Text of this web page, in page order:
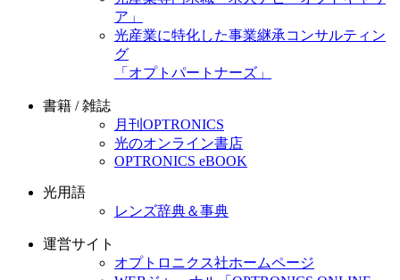
ア」
光産業に特化した事業継承コンサルティン
グ
「オプトパートナーズ」
書籍 / 雑誌
月刊OPTRONICS
光のオンライン書店
OPTRONICS eBOOK
光用語
レンズ辞典＆事典
運営サイト
オプトロニクス社ホームページ